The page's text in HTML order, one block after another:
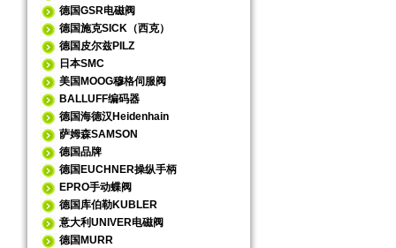
德国GSR电磁阀
德国施克SICK（西克）
德国皮尔兹PILZ
日本SMC
美国MOOG穆格伺服阀
BALLUFF编码器
德国海德汉Heidenhain
萨姆森SAMSON
德国品牌
德国EUCHNER操纵手柄
EPRO手动蝶阀
德国库伯勒KUBLER
意大利UNIVER电磁阀
德国MURR